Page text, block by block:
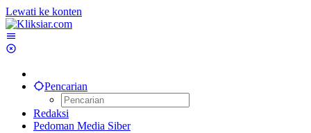
Lewati ke konten
Pencarian
Redaksi
Pedoman Media Siber